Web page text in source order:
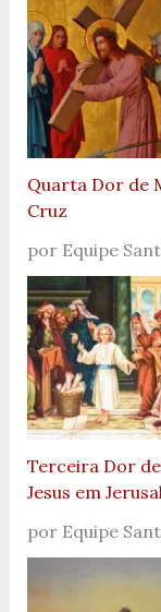
Quarta Dor de
Cruz
por Equipe
Terceira Dor
Jesus em
por Equipe